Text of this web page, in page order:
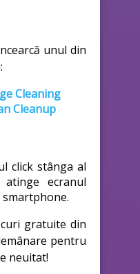
unul din
Cleaning
Cleanup
click stânga al
ecranul
gratuite din
pentru
neuitat!